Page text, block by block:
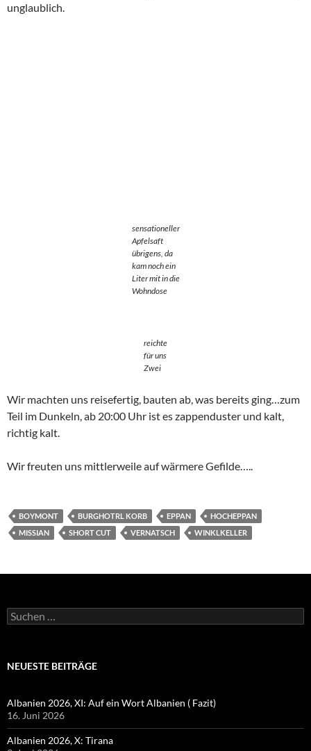
unglaublich.
sensationeller
Apfelsaft
übrigens, da
kam noch ein
Liter mit in die
Wohndose
reichte
für uns
Zwei
Wir machten uns reisefertig, bauten ab, was bereits ging…zum
Teil im Dunkeln, ab 20:00 Uhr ist es zappenduster und kalt,
richtig kalt.
Wir freuten uns mittlerweile auf wärmere Gefilde…..
BOYMONT BURGHOTRL KORB EPPAN
HOCHEPPAN
MISSIAN
SHORT CUT VERNATSCH WINKLKELLER
Suchen
nach:
NEUESTE BEITRÄGE
Albanien 2026, XI: Auf ein Wort Albanien ( Fazit)
16. Juni 2026
Albanien 2026, X: Tirana